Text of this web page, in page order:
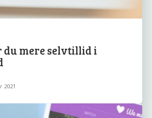
du mere selvtillid i
2021